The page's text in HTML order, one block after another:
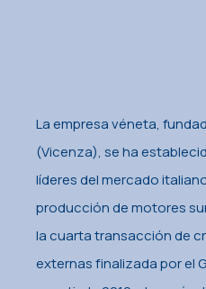
La empresa véneta,
(Vicenza), se ha
líderes del mercado
producción de motores
la cuarta transacción de
externas finalizada por el